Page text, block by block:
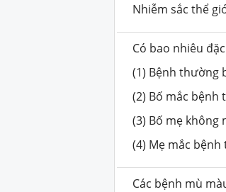
Nhiễm sắc thể
Có bao nhiêu
(1) Bệnh thường
(2) Bố mắc bệnh
(3) Bố mẹ không
(4) Mẹ mắc
Các bệnh mù